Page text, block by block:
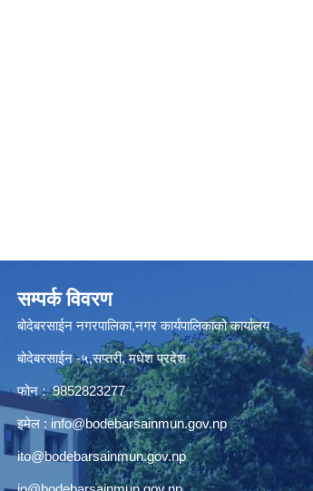
सम्पर्क विवरण
बोदेबरसाईन नगरपालिका,नगर कार्यपालिकाको कार्यालय
बोदेबरसाईन -५,सप्तरी, मधेश प्रदेश
फोन : 9852823277
इमेल : info@bodebarsainmun.gov.np
ito@bodebarsainmun.gov.np